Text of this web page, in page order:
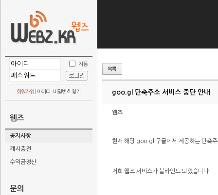
자동
회원가입 아이디 · 비밀번호 찾기
웹즈
공지사항
캐시충전
수익금정산
문의
goo.gl 단축주소 서비스 중단 안내
웹즈
현재 해당 goo.gl 구글에서 제공하는 단축
저희 웹즈 서비스가 블라인드 되었습니다.